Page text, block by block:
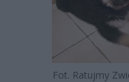
Fot. Ratujmy